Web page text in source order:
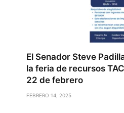
El Senador Steve
la feria de recursos
22 de febrero
FEBRERO 14, 2025